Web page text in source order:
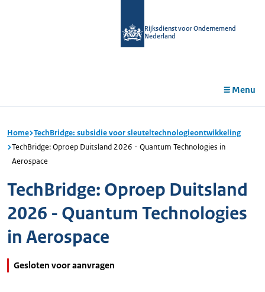
Rijksdienst voor Ondernemend
Nederland
Menu
Home TechBridge: subsidie voor sleuteltechnologieontwikkeling
TechBridge: Oproep Duitsland 2026 - Quantum Technologies in
Aerospace
TechBridge: Oproep Duitsland
2026 - Quantum Technologies
in Aerospace
Gesloten voor aanvragen